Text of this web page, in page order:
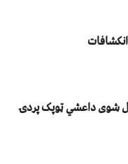
شوی داعشي ټوپک پردۍ